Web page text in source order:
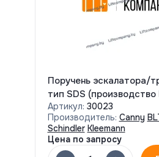
Поручень эскалатора/
тип SDS (производство
Артикул: 30023
Производитель: Canny
Schindler Kleemann
Цена по запросу